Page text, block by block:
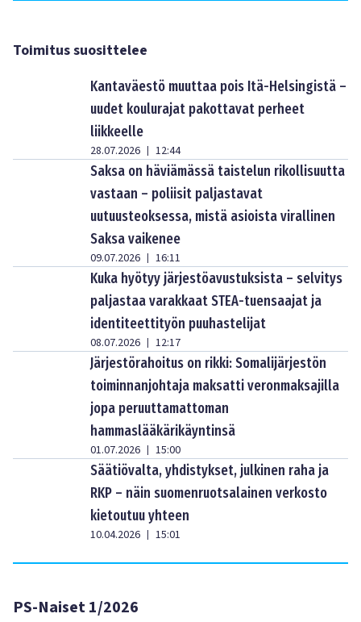
Toimitus suosittelee
Kantaväestö muuttaa pois Itä-Helsingistä –
uudet koulurajat pakottavat perheet
liikkeelle
28.07.2026 12:44
Saksa on häviämässä taistelun rikollisuutta
vastaan – poliisit paljastavat
uutuusteoksessa, mistä asioista virallinen
Saksa vaikenee
09.07.2026 16:11
Kuka hyötyy järjestöavustuksista – selvitys
paljastaa varakkaat STEA-tuensaajat ja
identiteettityön puuhastelijat
08.07.2026 12:17
Järjestörahoitus on rikki: Somalijärjestön
toiminnanjohtaja maksatti veronmaksajilla
jopa peruuttamattoman
hammaslääkärikäyntinsä
01.07.2026 15:00
Säätiövalta, yhdistykset, julkinen raha ja
RKP – näin suomenruotsalainen verkosto
kietoutuu yhteen
10.04.2026 15:01
PS-Naiset 1/2026